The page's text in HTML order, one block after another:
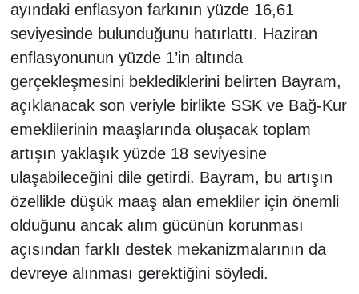
ayındaki enflasyon farkının yüzde 16,61
seviyesinde bulunduğunu hatırlattı. Haziran
enflasyonunun yüzde 1’in altında
gerçekleşmesini beklediklerini belirten Bayram,
açıklanacak son veriyle birlikte SSK ve Bağ-Kur
emeklilerinin maaşlarında oluşacak toplam
artışın yaklaşık yüzde 18 seviyesine
ulaşabileceğini dile getirdi. Bayram, bu artışın
özellikle düşük maaş alan emekliler için önemli
olduğunu ancak alım gücünün korunması
açısından farklı destek mekanizmalarının da
devreye alınması gerektiğini söyledi.